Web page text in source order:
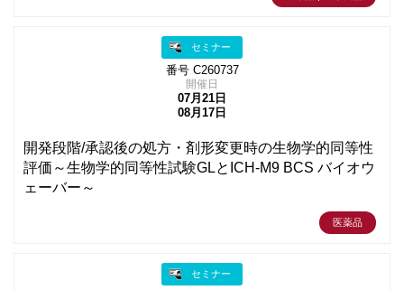
セミナー
番号 C260737
開催日
07月21日
08月17日
開発段階/承認後の処方・剤形変更時の生物学的同等性
評価～生物学的同等性試験GLとICH-M9 BCS バイオウ
ェーバー～
医薬品
セミナー